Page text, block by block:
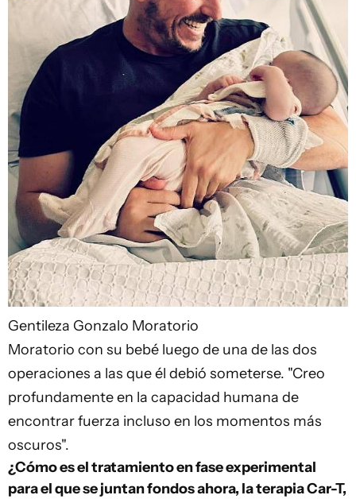
Gentileza Gonzalo Moratorio
Moratorio con su bebé luego de una de las dos
operaciones a las que él debió someterse. "Creo
profundamente en la capacidad humana de
encontrar fuerza incluso en los momentos más
oscuros".
¿Cómo es el tratamiento en fase experimental
para el que se juntan fondos ahora, la terapia Car-T,